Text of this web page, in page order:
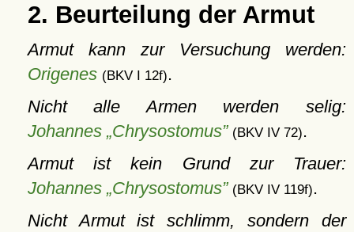
2. Beurteilung der Armut
Armut kann zur Versuchung werden:
Origenes (BKV I 12f).
Nicht alle Armen werden selig:
Johannes „Chrysostomus” (BKV IV 72).
Armut ist kein Grund zur Trauer:
Johannes „Chrysostomus” (BKV IV 119f).
Nicht Armut ist schlimm, sondern der